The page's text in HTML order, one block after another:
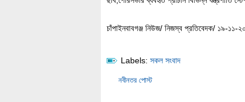
চাঁপাইনবাবগঞ্জ নিউজ/ নিজস্ব প্রতিবেদক/ ১৯-১১-২০
Labels: সকল সংবাদ
নবীনতর পোস্ট